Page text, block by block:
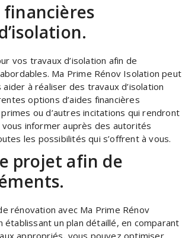
financières
vos travaux d’isolation afin de
Ma Prime Rénov Isolation peut
à réaliser des travaux d’isolation
options d’aides financières
ou d’autres incitations qui rendront
informer auprès des autorités
les possibilités qui s’offrent à vous.
projet afin de
rénovation avec Ma Prime Rénov
un plan détaillé, en comparant
appropriés, vous pouvez optimiser